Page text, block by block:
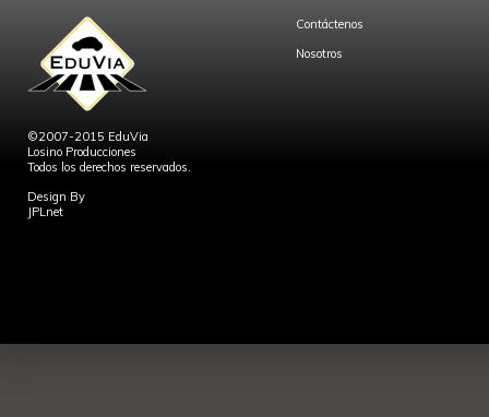
©2007-2015 EduVia
Losino Producciones
Todos los derechos reservados.
Design By
JPLnet
Contáctenos
Nosotros